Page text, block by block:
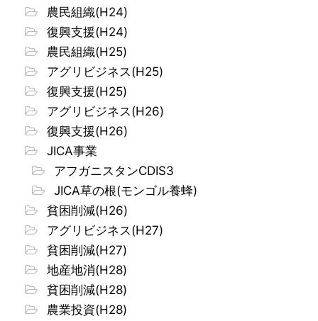
農民組織(H24)
復興支援(H24)
農民組織(H25)
アグリビジネス(H25)
復興支援(H25)
アグリビジネス(H26)
復興支援(H26)
JICA事業
アフガニスタンCDIS3
JICA草の根(モンゴル養蜂)
貧困削減(H26)
アグリビジネス(H27)
貧困削減(H27)
地産地消(H28)
貧困削減(H28)
農業投資(H28)